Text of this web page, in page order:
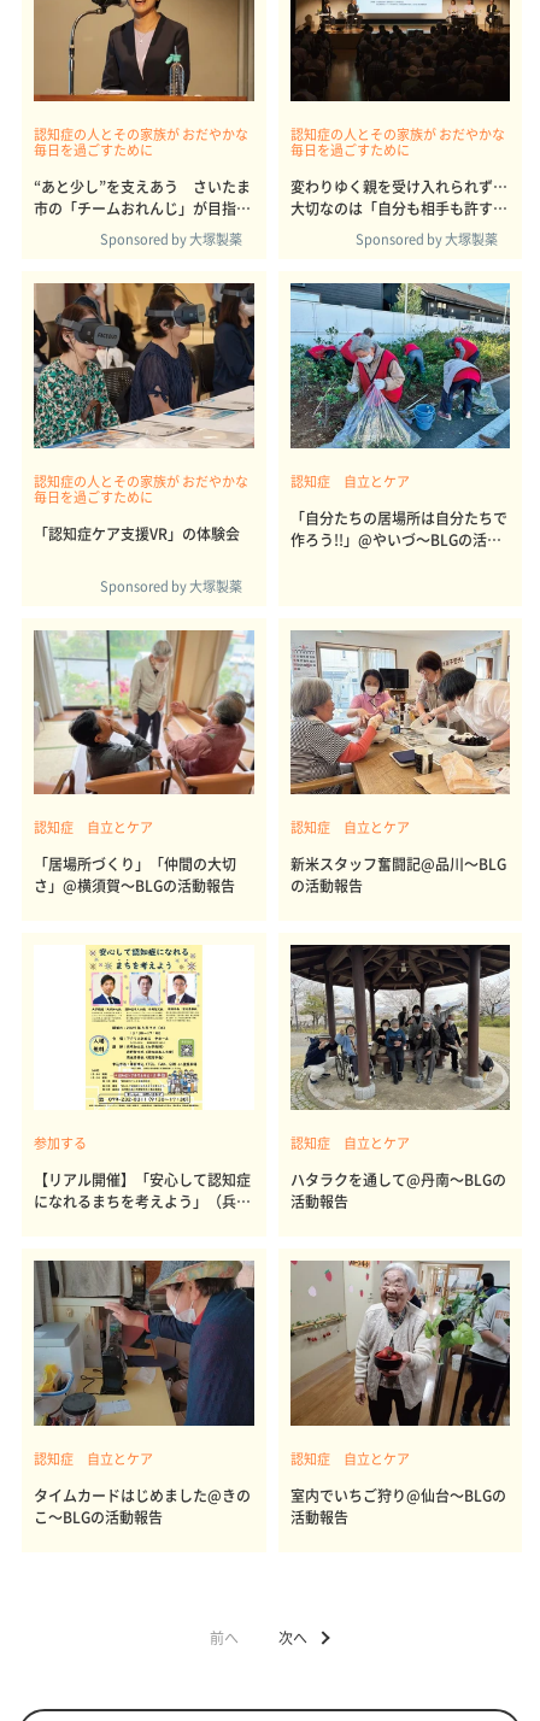
認知症の人とその家族が おだやかな
毎日を過ごすために
“あと少し”を支えあう さいたま
市の「チームおれんじ」が目指す
Sponsored by 大塚製薬
認知症の人とその家族が おだやかな
毎日を過ごすために
変わりゆく親を受け入れられず…
大切なのは「自分も相手も許す」
Sponsored by 大塚製薬
認知症の人とその家族が おだやかな
毎日を過ごすために
「認知症ケア支援VR」の体験会
Sponsored by 大塚製薬
認知症 自立とケア
「自分たちの居場所は自分たちで
作ろう!!」@やいづ～BLGの活動
認知症 自立とケア
「居場所づくり」「仲間の大切
さ」@横須賀～BLGの活動報告
認知症 自立とケア
新米スタッフ奮闘記@品川～BLG
の活動報告
参加する
【リアル開催】「安心して認知症
になれるまちを考えよう」（兵
認知症 自立とケア
ハタラクを通して@丹南～BLGの
活動報告
認知症 自立とケア
タイムカードはじめました@きの
こ～BLGの活動報告
認知症 自立とケア
室内でいちご狩り@仙台～BLGの
活動報告
前へ 次へ